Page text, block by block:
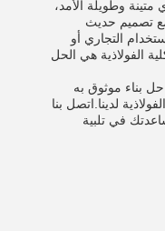
متينة وطويلة الأمد،
مع تصميم حديث
التجاري أو
الفولاذية هي الحل
بناء موثوق به
لدينا.اتصل بنا
في تلبية